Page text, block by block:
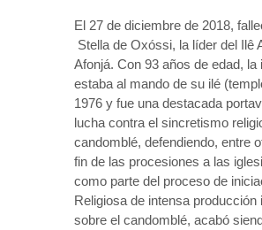
El 27 de diciembre de 2018,
Stella de Oxóssi, la líder del Ilê
Afonjá. Con 93 años de edad, la
estaba al mando de su ilé
1976 y fue una destacada
lucha contra el sincretismo
candomblé, defendiendo, entre
fin de las procesiones a las
como parte del proceso de
Religiosa de intensa producción
sobre el candomblé, acabó